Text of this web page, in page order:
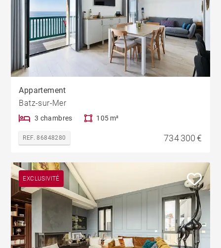
Appartement
Batz-sur-Mer
3 chambres 105 m²
REF. 86848280 734 300 €
EXCLUSIVITÉ